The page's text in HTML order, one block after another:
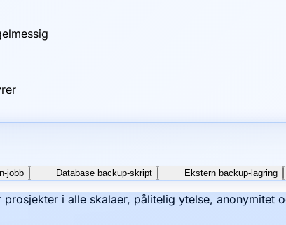
jobb Database backup-skript Ekstern backup-lagring
i alle skalaer, pålitelig ytelse, anonymitet